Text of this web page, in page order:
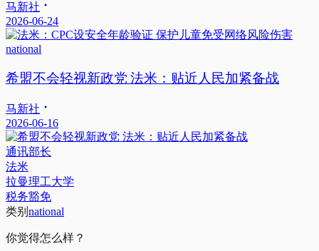
马新社
2026-06-24
national
希盟不会轻视新政党 法米：贴近人民加紧备战
马新社
2026-06-16
通讯部长
法米
拉曼理工大学
税务豁免
类别 national
你觉得怎么样？